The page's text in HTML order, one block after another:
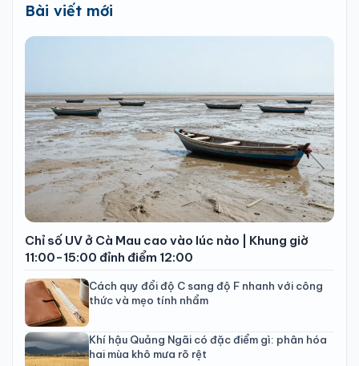
Bài viết mới
Chỉ số UV ở Cà Mau cao vào lúc nào | Khung giờ
11:00-15:00 đỉnh điểm 12:00
Cách quy đổi độ C sang độ F nhanh với công
thức và mẹo tính nhẩm
Khí hậu Quảng Ngãi có đặc điểm gì: phân hóa
hai mùa khô mưa rõ rệt